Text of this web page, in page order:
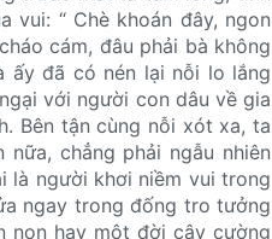
vui: “ Chè khoán đây, ngon
cám, đâu phải bà không
ấy đã có nén lại nỗi lo lắng
với người con dâu về gia
Bên tận cùng nỗi xót xa, ta
chẳng phải ngẫu nhiên
là người khơi niềm vui trong
ngay trong đống tro tưởng
non hay một đời cây cường